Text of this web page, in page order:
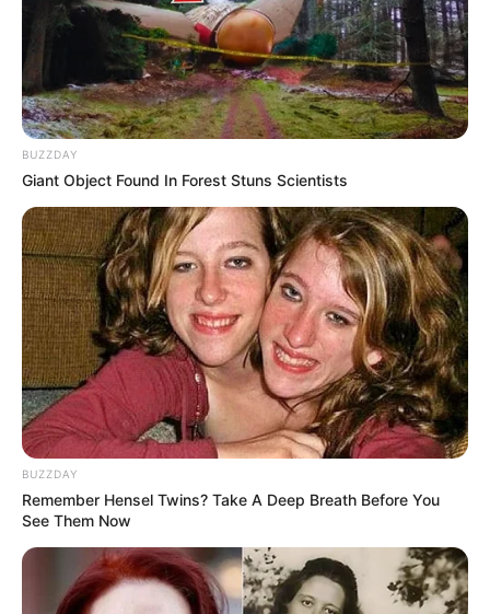
Angela Gilsha Haico Van der Veken
BUZZDAY
Giant Object Found In Forest Stuns Scientists
BUZZDAY
Remember Hensel Twins? Take A Deep Breath Before You
See Them Now